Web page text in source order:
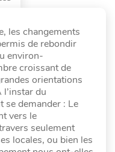
les changements
de rebondir
environ-
croissant de
orientations
du
se demander : Le
vers le
seulement
locales, ou bien les